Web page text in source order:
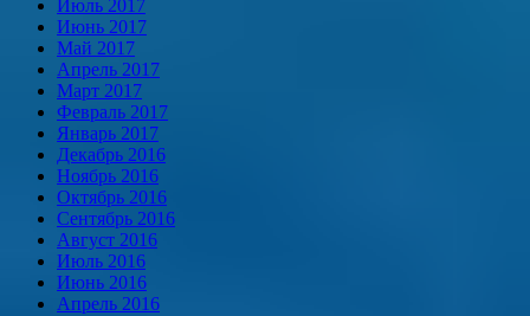
Июль 2017
Июнь 2017
Май 2017
Апрель 2017
Март 2017
Февраль 2017
Январь 2017
Декабрь 2016
Ноябрь 2016
Октябрь 2016
Сентябрь 2016
Август 2016
Июль 2016
Июнь 2016
Апрель 2016